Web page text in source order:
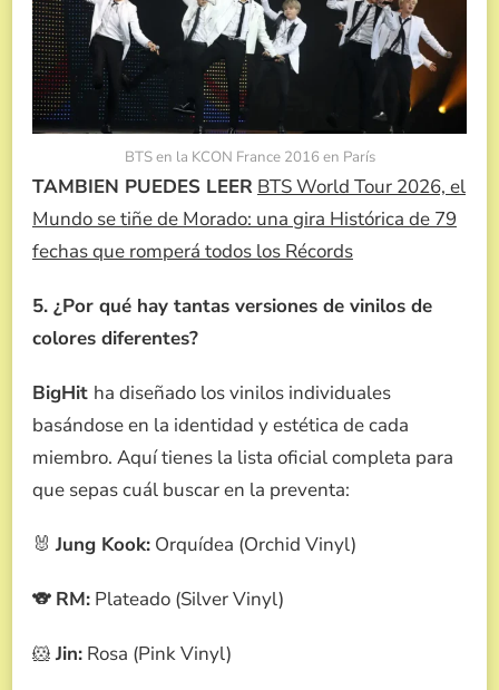
BTS en la KCON France 2016 en París
TAMBIEN PUEDES LEER BTS World Tour 2026, el
Mundo se tiñe de Morado: una gira Histórica de 79
fechas que romperá todos los Récords
5. ¿Por qué hay tantas versiones de vinilos de
colores diferentes?
BigHit ha diseñado los vinilos individuales
basándose en la identidad y estética de cada
miembro. Aquí tienes la lista oficial completa para
que sepas cuál buscar en la preventa:
🐰 Jung Kook: Orquídea (Orchid Vinyl)
🐨 RM: Plateado (Silver Vinyl)
🐹 Jin: Rosa (Pink Vinyl)